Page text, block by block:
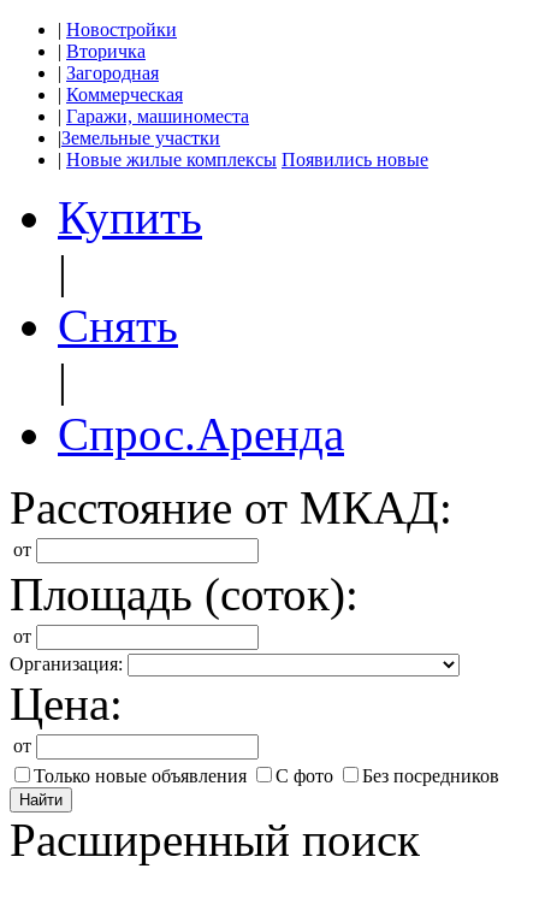
| Новостройки
| Вторичка
| Загородная
| Коммерческая
| Гаражи, машиноместа
|Земельные участки
| Новые жилые комплексы Появились новые
Купить
|
Снять
|
Спрос.Аренда
Расстояние от МКАД:
от
Площадь (соток):
от
Организация:
Цена:
от
Только новые объявления
С фото Без посредников
Найти
Расширенный поиск